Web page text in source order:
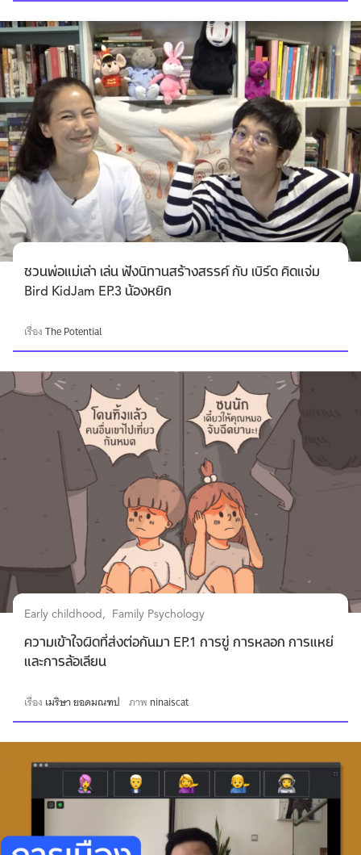
ชวนพ่อแม่เล่า เล่น ฟังนิทานสร้างสรรค์ กับ เบิร์ด คิดแจ่ม
Bird KidJam EP.3 น้องหยิก
เรื่องThe Potential
Early childhood Family Psychology
ความเข้าใจผิดที่ส่งต่อกันมา EP.1 การขู่ การหลอก การแหย่
และการล้อเลียน
เรื่อง เมริษา ยอดมณฑป ภาพ ninaiscat